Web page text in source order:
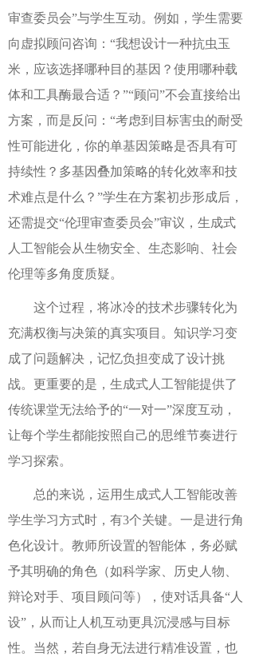
审查委员会”与学生互动。例如，学生需要
向虚拟顾问咨询：“我想设计一种抗虫玉
米，应该选择哪种目的基因？使用哪种载
体和工具酶最合适？”“顾问”不会直接给出
方案，而是反问：“考虑到目标害虫的耐受
性可能进化，你的单基因策略是否具有可
持续性？多基因叠加策略的转化效率和技
术难点是什么？”学生在方案初步形成后，
还需提交“伦理审查委员会”审议，生成式
人工智能会从生物安全、生态影响、社会
伦理等多角度质疑。
这个过程，将冰冷的技术步骤转化为
充满权衡与决策的真实项目。知识学习变
成了问题解决，记忆负担变成了设计挑
战。更重要的是，生成式人工智能提供了
传统课堂无法给予的“一对一”深度互动，
让每个学生都能按照自己的思维节奏进行
学习探索。
总的来说，运用生成式人工智能改善
学生学习方式时，有3个关键。一是进行角
色化设计。教师所设置的智能体，务必赋
予其明确的角色（如科学家、历史人物、
辩论对手、项目顾问等），使对话具备“人
设”，从而让人机互动更具沉浸感与目标
性。当然，若自身无法进行精准设置，也